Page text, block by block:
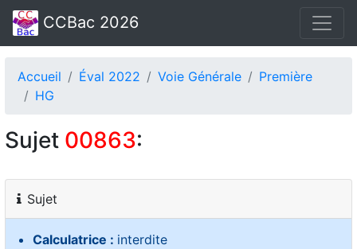
CCBac 2026
Accueil Éval 2022 Voie Générale
Première
HG
Sujet 00863:
Sujet
Calculatrice : interdite